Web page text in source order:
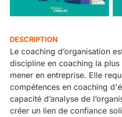
DESCRIPTION
Le coaching d’organisation
discipline en coaching la
mener en entreprise. Elle
compétences en coaching
capacité d’analyse de
créer un lien de confiance